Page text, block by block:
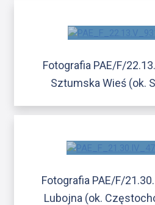
Fotografia PAE/F/
Sztumska Wieś (ok.
Fotografia PAE/F/
Lubojna (ok.